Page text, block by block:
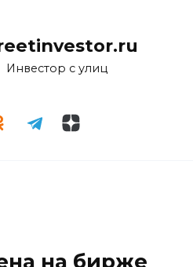
Инвестор с улиц
на бирже